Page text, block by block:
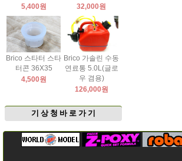
5,400원
32,000원
Brico 스타터 스타
터콘 36X35
4,500원
Brico 가솔린 수동
연료통 5.0L(글로
우 겸용)
126,000원
기 상 청 바 로 가 기